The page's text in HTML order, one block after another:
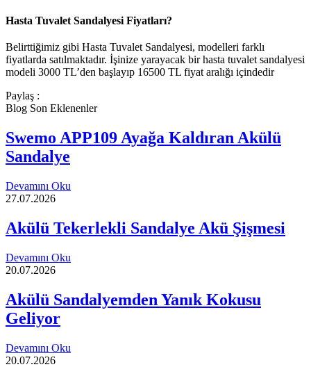
Hasta Tuvalet Sandalyesi Fiyatları?
Belirttiğimiz gibi Hasta Tuvalet Sandalyesi, modelleri farklı
fiyatlarda satılmaktadır. İşinize yarayacak bir hasta tuvalet sandalyesi
modeli 3000 TL’den başlayıp 16500 TL fiyat aralığı içindedir
Paylaş :
Blog Son Eklenenler
Swemo APP109 Ayağa Kaldıran Akülü
Sandalye
Devamını Oku
27.07.2026
Akülü Tekerlekli Sandalye Akü Şişmesi
Devamını Oku
20.07.2026
Akülü Sandalyemden Yanık Kokusu
Geliyor
Devamını Oku
20.07.2026